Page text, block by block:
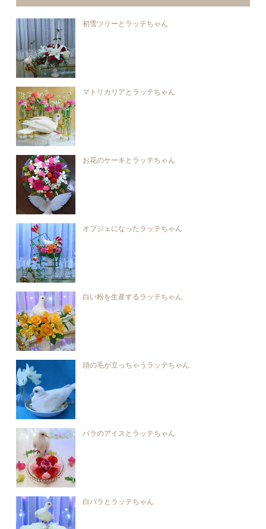
初雪ツリーとラッテちゃん
マトリカリアとラッテちゃん
お花のケーキとラッテちゃん
オブジェになったラッテちゃん
白い粉を生産するラッテちゃん
頭の毛が立っちゃうラッテちゃん
バラのアイスとラッテちゃん
白バラとラッテちゃん